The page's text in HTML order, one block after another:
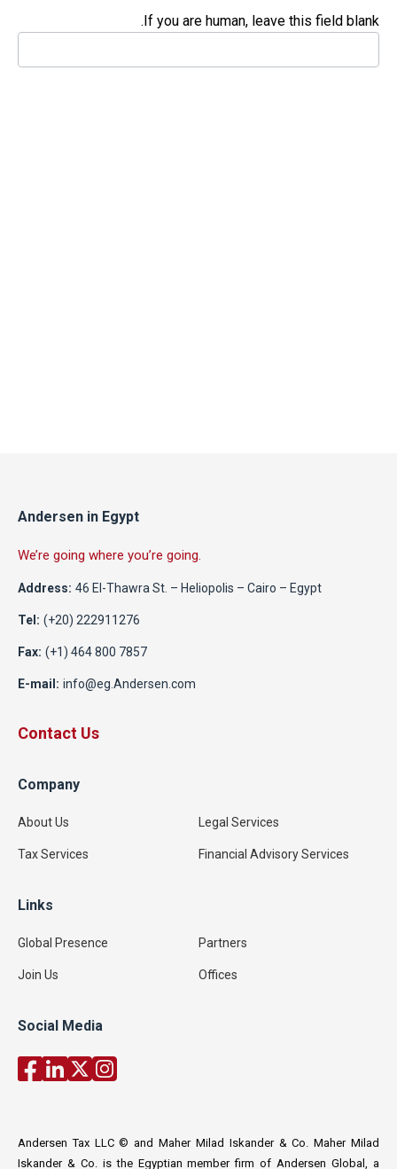
If you are human, leave this field blank.
Andersen in Egypt
We’re going where you’re going.
Address: 46 El-Thawra St. – Heliopolis – Cairo – Egypt
Tel: (+20) 222911276
Fax: (+1) 464 800 7857
E-mail: info@eg.Andersen.com
Contact Us
Company
About Us Legal Services
Tax Services Financial Advisory Services
Links
Global Presence Partners
Join Us Offices
Social Media
Andersen Tax LLC © and Maher Milad Iskander & Co. Maher Milad
Iskander & Co. is the Egyptian member firm of Andersen Global, a